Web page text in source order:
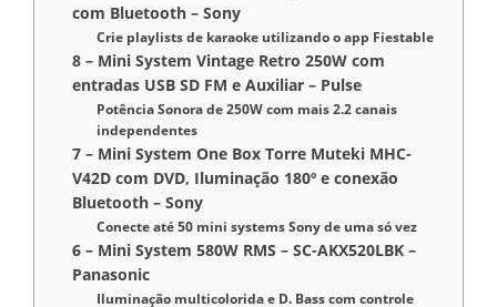
com Bluetooth – Sony
Crie playlists de karaoke utilizando o app Fiestable
8 – Mini System Vintage Retro 250W com
entradas USB SD FM e Auxiliar – Pulse
Potência Sonora de 250W com mais 2.2 canais
independentes
7 – Mini System One Box Torre Muteki MHC-
V42D com DVD, Iluminação 180º e conexão
Bluetooth – Sony
Conecte até 50 mini systems Sony de uma só vez
6 – Mini System 580W RMS – SC-AKX520LBK –
Panasonic
Iluminação multicolorida e D. Bass com controle